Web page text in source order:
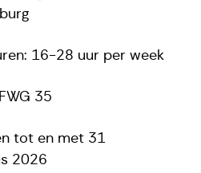
16-28 uur per week
35
tot en met 31
2026